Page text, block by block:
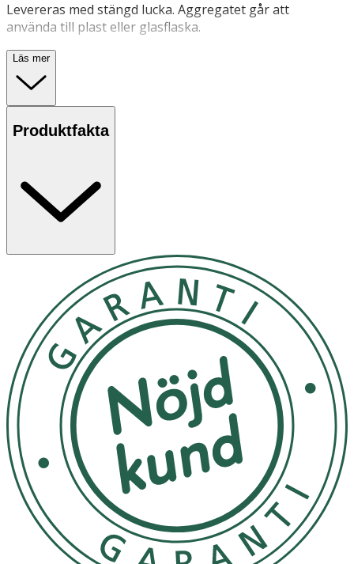
Levereras med stängd lucka. Aggregatet går att
använda till plast eller glasflaska.
Ref. nr 434535
Läs mer
Produktfakta